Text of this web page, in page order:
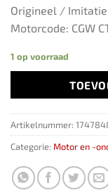
Origineel /
Motorcode: CGW
1 op voorraad
Artikelnummer:
Categorie: Motor en -